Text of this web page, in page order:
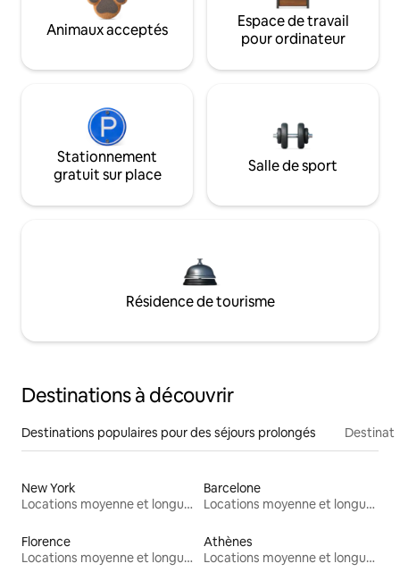
Animaux acceptés
Espace de travail
pour ordinateur
Stationnement
gratuit sur place
Salle de sport
Résidence de tourisme
Destinations à découvrir
Destinations populaires pour des séjours prolongés
New York
Locations moyenne et longue durée
Barcelone
Locations moyenne et longue durée
Florence
Locations moyenne et longue durée
Athènes
Locations moyenne et longue durée